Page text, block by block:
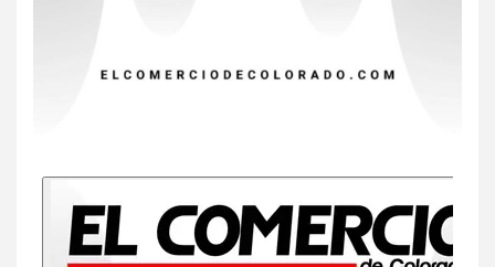
dos muertes por Cyclospora
EEUU este año que en 2025
• ESTADOS UNIDOS
HOGAR Y SALUD